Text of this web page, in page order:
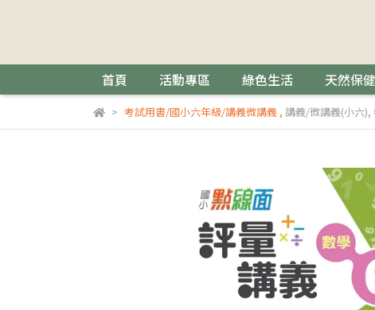
首頁 活動專區 綠色生活 天然保健
考試用書/國小六年級/講義微講義, 講義/微講義(小六),